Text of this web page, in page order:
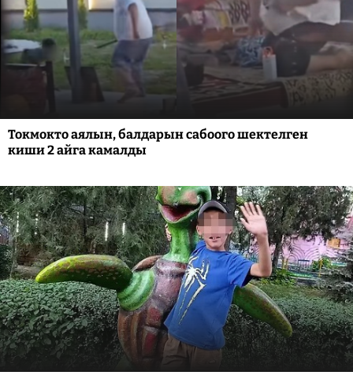
Токмокто аялын, балдарын сабоого шектелген
киши 2 айга камалды